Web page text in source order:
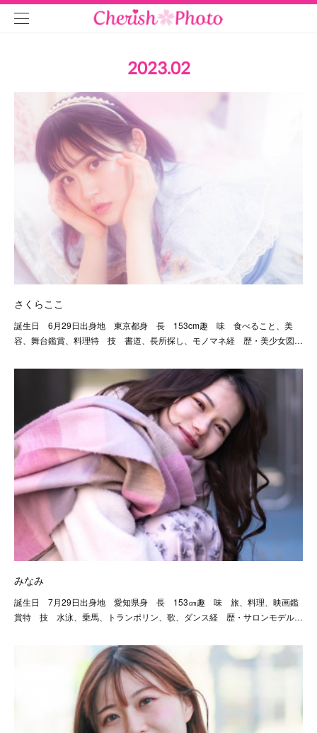
2023.02
さくらここ
誕生日 6月29日出身地 東京都身 長 153cm趣 味 食べること、美
容、舞台鑑賞、料理特 技 書道、長所探し、モノマネ経 歴・美少女図…
みなみ
誕生日 7月29日出身地 愛知県身 長 153㎝趣 味 旅、料理、映画鑑
賞特 技 水泳、乗馬、トランポリン、歌、ダンス経 歴・サロンモデル…